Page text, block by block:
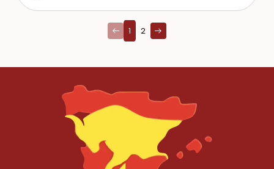
1 2